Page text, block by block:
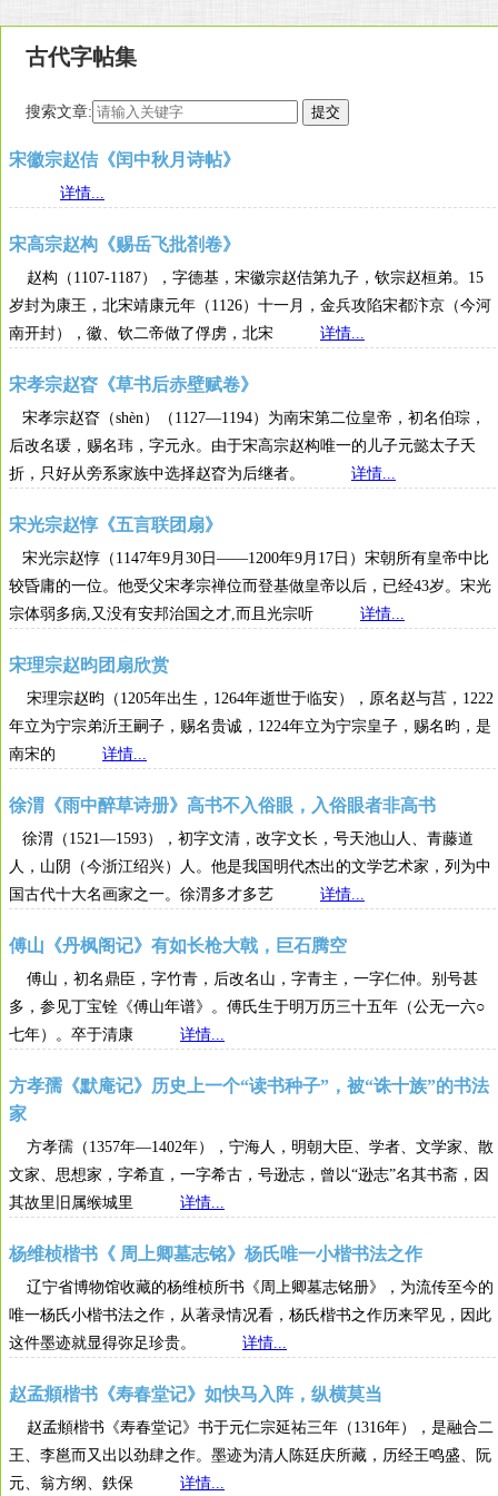
古代字帖集
搜索文章:
宋徽宗赵佶《闰中秋月诗帖》
详情...
宋高宗赵构《赐岳飞批剳卷》
赵构（1107-1187），字德基，宋徽宗赵佶第九子，钦宗赵桓弟。15
岁封为康王，北宋靖康元年（1126）十一月，金兵攻陷宋都汴京（今河
南开封），徽、钦二帝做了俘虏，北宋 详情...
宋孝宗赵昚《草书后赤壁赋卷》
宋孝宗赵昚（shèn）（1127—1194）为南宋第二位皇帝，初名伯琮，
后改名瑗，赐名玮，字元永。由于宋高宗赵构唯一的儿子元懿太子夭
折，只好从旁系家族中选择赵昚为后继者。 详情...
宋光宗赵惇《五言联团扇》
宋光宗赵惇（1147年9月30日——1200年9月17日）宋朝所有皇帝中比
较昏庸的一位。他受父宋孝宗禅位而登基做皇帝以后，已经43岁。宋光
宗体弱多病,又没有安邦治国之才,而且光宗听 详情...
宋理宗赵昀团扇欣赏
宋理宗赵昀（1205年出生，1264年逝世于临安），原名赵与莒，1222
年立为宁宗弟沂王嗣子，赐名贵诚，1224年立为宁宗皇子，赐名昀，是
南宋的 详情...
徐渭《雨中醉草诗册》高书不入俗眼，入俗眼者非高书
徐渭（1521—1593），初字文清，改字文长，号天池山人、青藤道
人，山阴（今浙江绍兴）人。他是我国明代杰出的文学艺术家，列为中
国古代十大名画家之一。徐渭多才多艺 详情...
傅山《丹枫阁记》有如长枪大戟，巨石腾空
傅山，初名鼎臣，字竹青，后改名山，字青主，一字仁仲。别号甚
多，参见丁宝铨《傅山年谱》。傅氏生于明万历三十五年（公无一六○
七年）。卒于清康 详情...
方孝孺《默庵记》历史上一个“读书种子”，被“诛十族”的书法
家
方孝孺（1357年—1402年），宁海人，明朝大臣、学者、文学家、散
文家、思想家，字希直，一字希古，号逊志，曾以“逊志”名其书斋，因
其故里旧属缑城里 详情...
杨维桢楷书《 周上卿墓志铭》杨氏唯一小楷书法之作
辽宁省博物馆收藏的杨维桢所书《周上卿墓志铭册》，为流传至今的
唯一杨氏小楷书法之作，从著录情况看，杨氏楷书之作历来罕见，因此
这件墨迹就显得弥足珍贵。 详情...
赵孟頫楷书《寿春堂记》如快马入阵，纵横莫当
赵孟頫楷书《寿春堂记》书于元仁宗延祐三年（1316年），是融合二
王、李邕而又出以劲肆之作。墨迹为清人陈廷庆所藏，历经王鸣盛、阮
元、翁方纲、鉄保 详情...